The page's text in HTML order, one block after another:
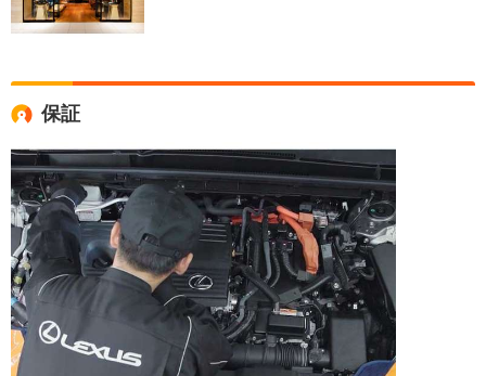
保証